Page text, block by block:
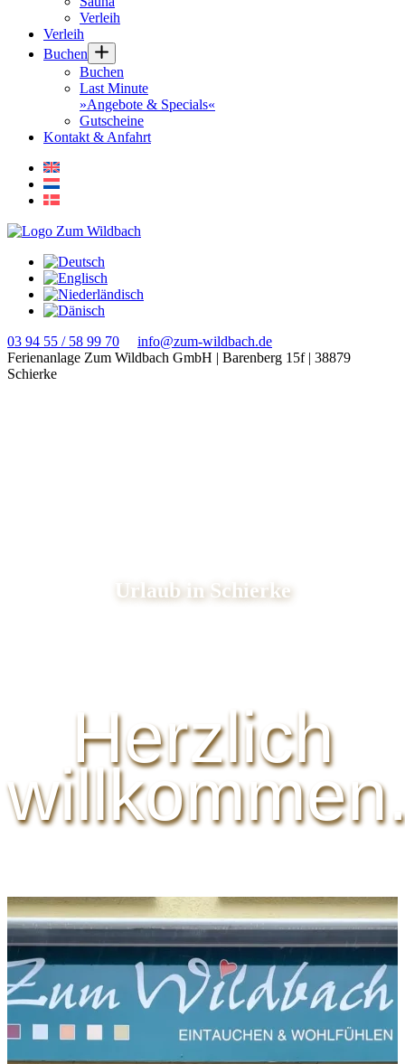
Verleih
Verleih
Buchen
Buchen
Last Minute
»Angebote & Specials«
Gutscheine
Kontakt & Anfahrt
03 94 55 / 58 99 70
info@zum-wildbach.de
Ferienanlage Zum Wildbach GmbH | Barenberg 15f | 38879
Schierke
Urlaub in Schierke
Herzlich